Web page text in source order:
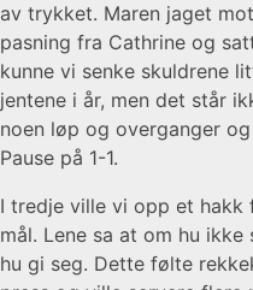
av trykket. Maren jaget
pasning fra Cathrine og
kunne vi senke skuldrene
jentene i år, men det står
noen løp og overganger
Pause på 1-1.
I tredje ville vi opp et hakk
mål. Lene sa at om hu
hu gi seg. Dette følte